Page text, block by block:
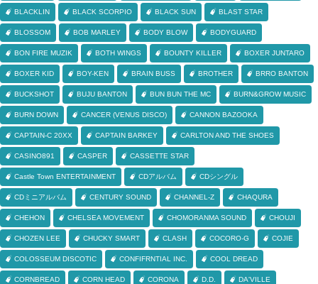
BLACKLIN BLACK SCORPIO BLACK SUN BLAST STAR
BLOSSOM BOB MARLEY BODY BLOW BODYGUARD
BON FIRE MUZIK BOTH WINGS BOUNTY KILLER BOXER JUNTARO
BOXER KID BOY-KEN BRAIN BUSS BROTHER BRRO BANTON
BUCKSHOT BUJU BANTON BUN BUN THE MC BURN&GROW MUSIC
BURN DOWN CANCER (VENUS DISCO) CANNON BAZOOKA
CAPTAIN-C 20XX CAPTAIN BARKEY CARLTON AND THE SHOES
CASINO891 CASPER CASSETTE STAR
Castle Town ENTERTAINMENT CDアルバム CDシングル
CDミニアルバム CENTURY SOUND CHANNEL-Z CHAQURA
CHEHON CHELSEA MOVEMENT CHOMORANMA SOUND CHOUJI
CHOZEN LEE CHUCKY SMART CLASH COCORO-G COJIE
COLOSSEUM DISCOTIC CONFIFRNTIAL INC. COOL DREAD
CORNBREAD CORN HEAD CORONA D.D. DA'VILLE